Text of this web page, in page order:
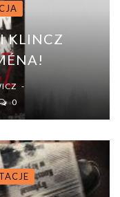
KLINCZ
0